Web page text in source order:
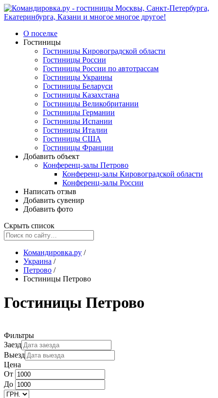
О поселке
Гостиницы
Гостиницы Кировоградской области
Гостиницы России
Гостиницы России по автотрассам
Гостиницы Украины
Гостиницы Беларуси
Гостиницы Казахстана
Гостиницы Великобритании
Гостиницы Германии
Гостиницы Испании
Гостиницы Италии
Гостиницы США
Гостиницы Франции
Добавить объект
Конференц-залы Петрово
Конференц-залы Кировоградской области
Конференц-залы России
Написать отзыв
Добавить сувенир
Добавить фото
Скрыть список
Командировка.ру /
Украина /
Петрово /
Гостиницы Петрово
Гостиницы Петрово
Фильтры
Заезд
Выезд
Цена
От
До